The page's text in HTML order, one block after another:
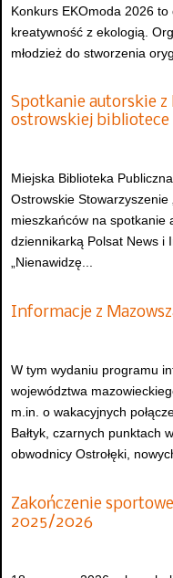
Konkurs EKOmoda 2026 to
kreatywność z ekologią.
młodzież do stworzenia
Spotkanie autorskie z
ostrowskiej bibliotece
Miejska Biblioteka
Ostrowskie Stowarzyszenie
mieszkańców na spotkanie
dziennikarką Polsat News i
„Nienawidzę...
Informacje z
W tym wydaniu programu
województwa
m.in. o wakacyjnych
Bałtyk, czarnych punktach
obwodnicy Ostrołęki,
Zakończenie
2025/2026